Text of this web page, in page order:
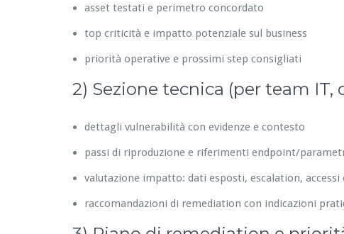
asset testati e perimetro concordato
top criticità e impatto potenziale sul business
priorità operative e prossimi step consigliati
2) Sezione tecnica (per team IT,
dettagli vulnerabilità con evidenze e contesto
passi di riproduzione e riferimenti endpoint/
valutazione impatto: dati esposti, escalation,
raccomandazioni di remediation con indicazioni